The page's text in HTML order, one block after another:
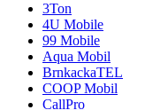
3Ton
4U Mobile
99 Mobile
Aqua Mobil
BrnkackaTEL
COOP Mobil
CallPro